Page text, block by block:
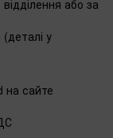
або за
у
на сайте